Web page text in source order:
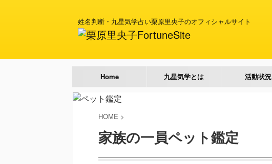
姓名判断・九星気学占い栗原里央子のオフィシャルサイト
Home 九星気学とは 活動状況
HOME >
家族の一員ペット鑑定